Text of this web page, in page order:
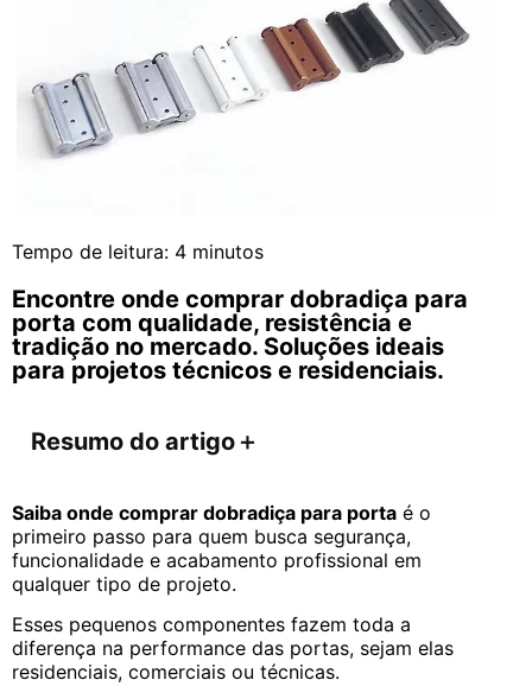
Tempo de leitura: 4 minutos
Encontre onde comprar dobradiça para
porta com qualidade, resistência e
tradição no mercado. Soluções ideais
para projetos técnicos e residenciais.
Resumo do artigo＋
Saiba onde comprar dobradiça para porta é o
primeiro passo para quem busca segurança,
funcionalidade e acabamento profissional em
qualquer tipo de projeto.
Esses pequenos componentes fazem toda a
diferença na performance das portas, sejam elas
residenciais, comerciais ou técnicas.